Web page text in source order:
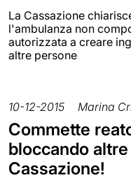
La Cassazione
l'ambulanza non
autorizzata a creare
altre persone
10-12-2015 Marina
Commette
bloccando
Cassazione!